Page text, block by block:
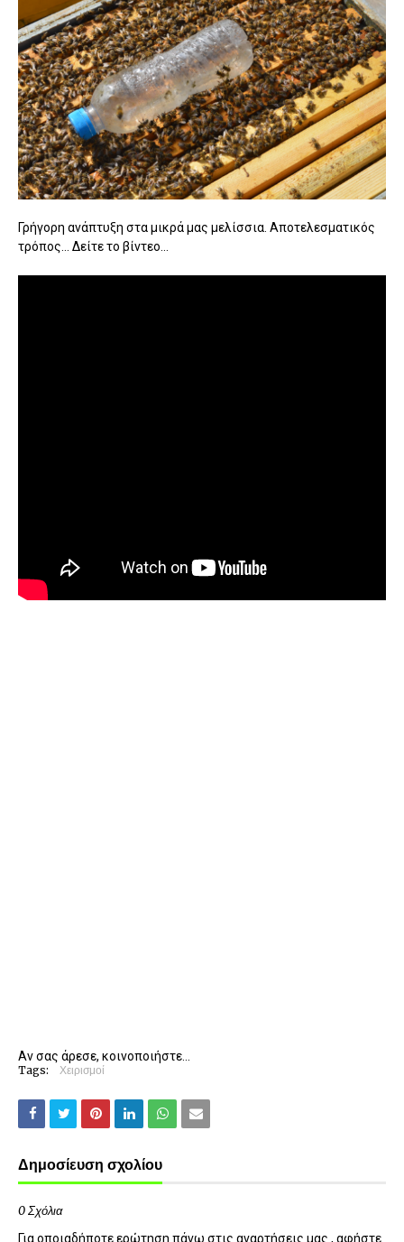
Γρήγορη ανάπτυξη στα μικρά μας μελίσσια. Αποτελεσματικός
τρόπος... Δείτε το βίντεο...
Αν σας άρεσε, κοινοποιήστε...
Tags: Χειρισμοί
Δημοσίευση σχολίου
0 Σχόλια
Για οποιαδήποτε ερώτηση πάνω στις αναρτήσεις μας , αφήστε